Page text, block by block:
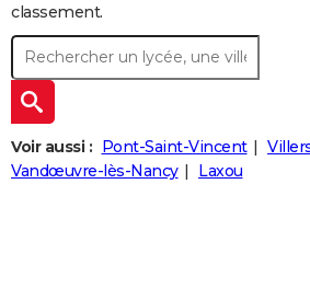
BRICOLAGE
Forum
Aménagement intérieur
Extérieur
Cuisine
Salle de bains
Jardinage
Rangement
+WEEK-END
Guides de France
Escapades
Patrimoine
Expositions
Musées
Week-end nature
+
LIFESTYLE
Art de vivre
Bien-être
Loisirs
Mode
Modes de vie
+SANTE
classement.
Voir aussi : Pont-Saint-Vincent
Vandœuvre-lès-Nancy
Laxou